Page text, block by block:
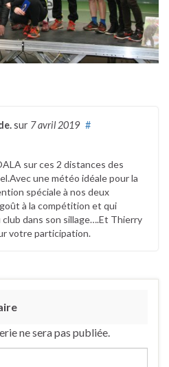
sur 7 avril 2019 #
sur ces 2 distances des
une météo idéale pour la
spéciale à nos deux
à la compétition et qui
dans son sillage….Et Thierry
votre participation.
ne sera pas publiée.